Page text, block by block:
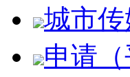
城市
申请